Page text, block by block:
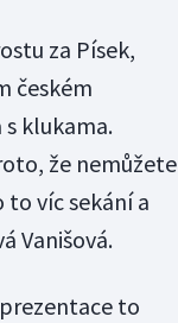
za Písek,
českém
klukama.
že nemůžete
víc sekání a
Vanišová.
to